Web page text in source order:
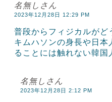
名無しさん
2023年12月28日 12:29 PM
普段からフィジカルがど
キムハソンの身長や日本
ることには触れない韓国
名無しさん
2023年12月28日 2:12 PM